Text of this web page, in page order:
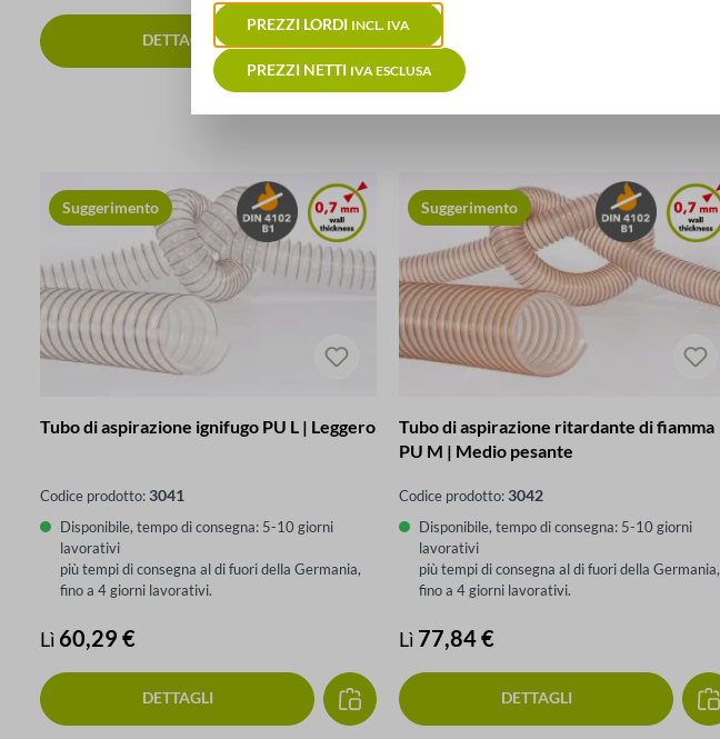
DETTAGLI
Suggerimento
Tubo di aspirazione ignifugo PU L | Leggero
Codice prodotto:3041
Disponibile, tempo di consegna: 5-10 giorni
lavorativi
più tempi di consegna al di fuori della Germania,
fino a 4 giorni lavorativi.
Prezzo normale:
Lì 60,29 €
DETTAGLI
Suggerimento
Tubo di aspirazione ritardante di fiamma
PU M | Medio pesante
Codice prodotto:3042
Disponibile, tempo di consegna: 5-10 giorni
lavorativi
più tempi di consegna al di fuori della Germania,
fino a 4 giorni lavorativi.
Prezzo normale:
Lì 77,84 €
DETTAGLI
PREZZI LORDI INCL. IVA
PREZZI NETTI IVA ESCLUSA